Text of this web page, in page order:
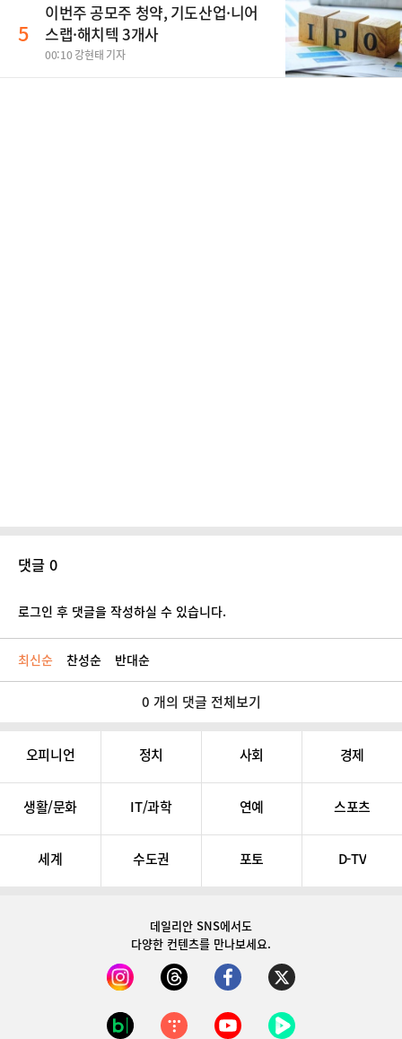
5
이번주 공모주 청약, 기도산업·니어
스랩·해치텍 3개사
00:10 강현태 기자
댓글 0
로그인 후 댓글을 작성하실 수 있습니다.
최신순 찬성순 반대순
0 개의 댓글 전체보기
오피니언 정치 사회 경제
생활/문화 IT/과학 연예 스포츠
세계 수도권 포토 D-TV
데일리안 SNS에서도
다양한 컨텐츠를 만나보세요.